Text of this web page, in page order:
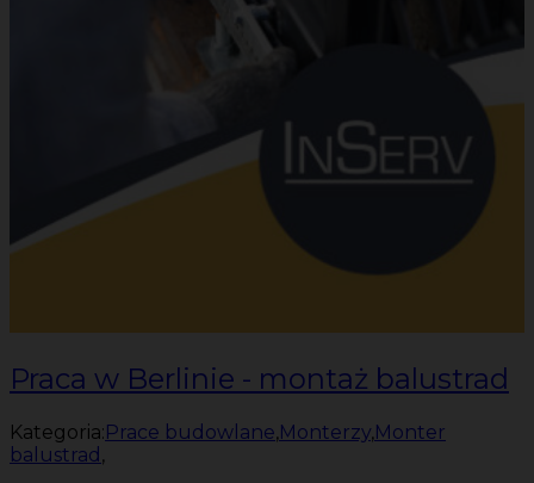
Praca w Berlinie - montaż balustrad
Kategoria:Prace budowlane,Monterzy,Monter
balustrad ,